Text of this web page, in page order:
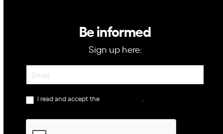
Be informed
Sign up here:
Newsletter
I read and accept the